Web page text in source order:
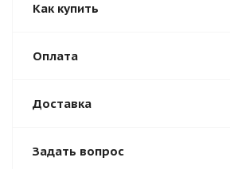
Как купить
Оплата
Доставка
Задать вопрос